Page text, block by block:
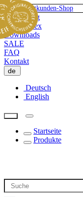
Zum Privatkunden-Shop
Herstellung
Über Florex
Downloads
SALE
FAQ
Kontakt
de
Deutsch
English
Startseite
Produkte